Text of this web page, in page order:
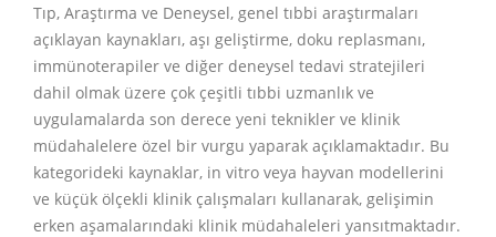
Tıp, Araştırma ve Deneysel, genel tıbbi araştırmaları
açıklayan kaynakları, aşı geliştirme, doku replasmanı,
immünoterapiler ve diğer deneysel tedavi stratejileri
dahil olmak üzere çok çeşitli tıbbi uzmanlık ve
uygulamalarda son derece yeni teknikler ve klinik
müdahalelere özel bir vurgu yaparak açıklamaktadır. Bu
kategorideki kaynaklar, in vitro veya hayvan modellerini
ve küçük ölçekli klinik çalışmaları kullanarak, gelişimin
erken aşamalarındaki klinik müdahaleleri yansıtmaktadır.